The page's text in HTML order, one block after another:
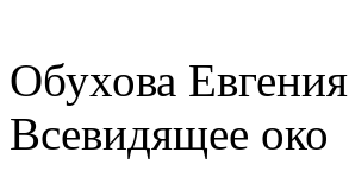
Обухова Евгения
Всевидящее око